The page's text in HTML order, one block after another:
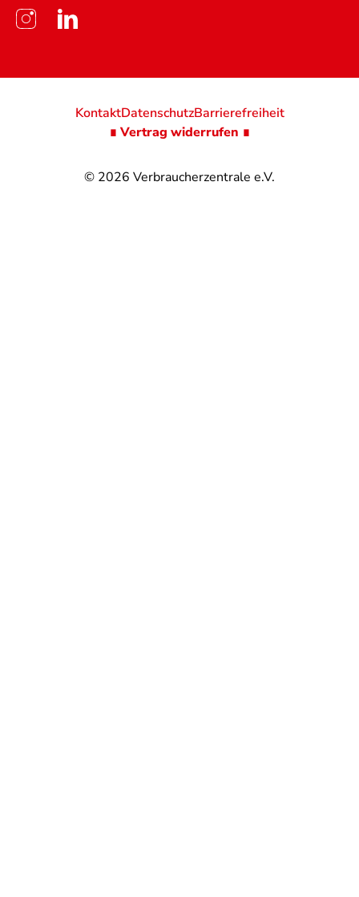
© 2026 Verbraucherzentrale e.V.
KontaktDatenschutzBarrierefreiheit
∎ Vertrag widerrufen ∎